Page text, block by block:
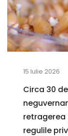
15 Iulie 2026
Circa 30
retragerea
regulile